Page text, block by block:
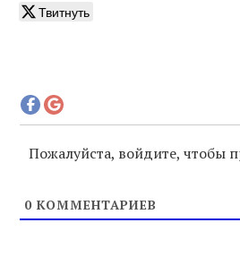
Твитнуть
Пожалуйста, войдите, чтобы
0 КОММЕНТАРИЕВ